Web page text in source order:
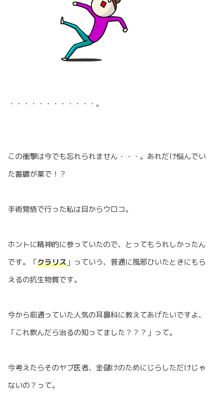
・・・・・・・・・・・・。
この衝撃は今でも忘れられません・・・。あれだけ悩んでい
た蓄膿が薬で！？
手術覚悟で行った私は目からウロコ。
ホントに精神的に参っていたので、とってもうれしかったん
です。「クラリス 」っていう、普通に風邪ひいたときにもら
えるの抗生物質です。
今から前通っていた人気の耳鼻科に教えてあげたいですよ、
「これ飲んだら治るの知ってました？？？」って。
今考えたらそのヤブ医者、金儲けのためにじらしただけじゃ
ないの？って。